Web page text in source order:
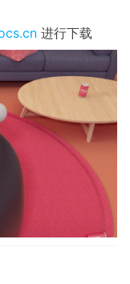
进行下载